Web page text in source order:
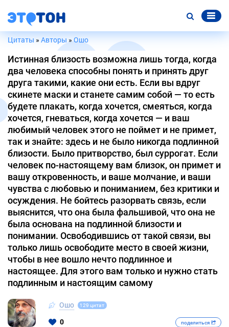
Цитаты » Авторы »Ошо
Истинная близость возможна лишь тогда, когда
два человека способны понять и принять друг
друга такими, какие они есть. Если вы вдруг
скинете маски и станете самим собой — то есть
будете плакать, когда хочется, смеяться, когда
хочется, гневаться, когда хочется — и ваш
любимый человек этого не поймет и не примет,
так и знайте: здесь и не было никогда подлинной
близости. Было притворство, был суррогат. Если
человек по-настоящему вам близок, он примет и
вашу откровенность, и ваше молчание, и ваши
чувства с любовью и пониманием, без критики и
осуждения. Не бойтесь разорвать связь, если
выяснится, что она была фальшивой, что она не
была основана на подлинной близости и
понимании. Освободившись от такой связи, вы
только лишь освободите место в своей жизни,
чтобы в нее вошло нечто подлинное и
настоящее. Для этого вам только и нужно стать
подлинным и настоящим самому
Ошо 129 цитат
0 поделиться